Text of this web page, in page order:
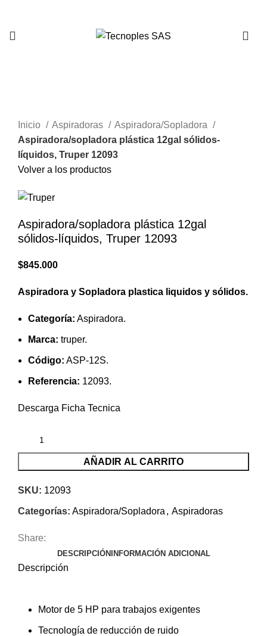
Inicio
Aspiradoras
Aspiradora/Sopladora
Aspiradora/sopladora plástica 12gal sólidos-
líquidos, Truper 12093
Volver a los productos
Aspiradora/sopladora plástica 12gal
sólidos-líquidos, Truper 12093
$845.000
Aspiradora y Sopladora plastica liquidos y sólidos.
Categoría: Aspiradora.
Marca: truper.
Código: ASP-12S.
Referencia: 12093.
Descarga Ficha Tecnica
AÑADIR AL CARRITO
SKU: 12093
Categorías: Aspiradora/Sopladora , Aspiradoras
Share:
DESCRIPCIÓNINFORMACIÓN ADICIONAL
Descripción
Motor de 5 HP para trabajos exigentes
Tecnología de reducción de ruido